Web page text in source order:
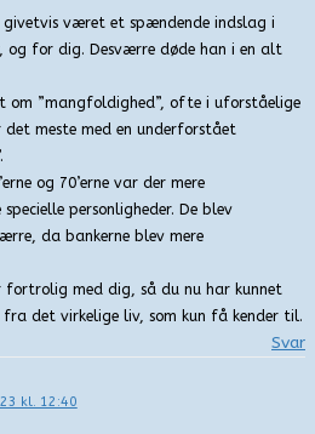
givetvis været et spændende indslag i
og for dig. Desværre døde han i en alt
om ”mangfoldighed”, ofte i uforståelige
meste med en underforstået
og 70’erne var der mere
personligheder. De blev
da bankerne blev mere
med dig, så du nu har kunnet
det virkelige liv, som kun få kender til.
Svar
kl. 12:40